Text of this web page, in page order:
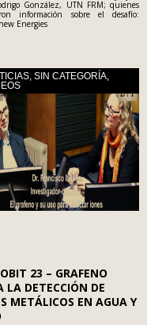
González, UTN FRM; quienes
información sobre el desafío:
Energies
, SIN CATEGORÍA,
23 – GRAFENO
LA DETECCIÓN DE
METÁLICOS EN AGUA Y